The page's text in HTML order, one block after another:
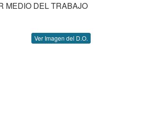
MEDIO DEL TRABAJO
Ver Imagen del D.O.